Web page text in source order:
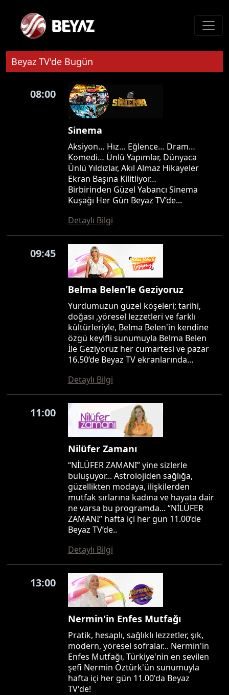
Beyaz TV'de Bugün
08:00
Sinema
Aksiyon… Hız… Eğlence… Dram…
Komedi… Ünlü Yapımlar, Dünyaca
Ünlü Yıldızlar, Akıl Almaz Hikayeler
Ekran Başına Kilitliyor…
Birbirinden Güzel Yabancı Sinema
Kuşağı Her Gün Beyaz TV’de...
Detaylı Bilgi
09:45
Belma Belen’le Geziyoruz
Yurdumuzun güzel köşeleri; tarihi,
doğası ,yöresel lezzetleri ve farklı
kültürleriyle, Belma Belen'in kendine
özgü keyifli sunumuyla Belma Belen
İle Geziyoruz her cumartesi ve pazar
16.50’de Beyaz TV ekranlarında…
Detaylı Bilgi
11:00
Nilüfer Zamanı
“NİLÜFER ZAMANI” yine sizlerle
buluşuyor... Astrolojiden sağlığa,
güzellikten modaya, ilişkilerden
mutfak sırlarına kadına ve hayata dair
ne varsa bu programda... “NİLÜFER
ZAMANI” hafta içi her gün 11.00’de
Beyaz TV’de..
Detaylı Bilgi
13:00
Nermin'in Enfes Mutfağı
Pratik, hesaplı, sağlıklı lezzetler, şık,
modern, yöresel sofralar... Nermin'in
Enfes Mutfağı, Türkiye'nin en sevilen
şefi Nermin Öztürk'ün sunumuyla
hafta içi her gün 11.00'da Beyaz
TV'de!